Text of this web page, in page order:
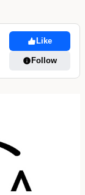
Like
Follow